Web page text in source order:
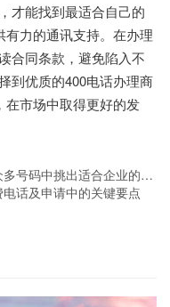
才能找到最适合自己的
力的通讯支持。在办理
合同条款，避免陷入不
到优质的400电话办理商
在市场中取得更好的发
中挑出适合企业的优质号码》
话及申请中的关键要点